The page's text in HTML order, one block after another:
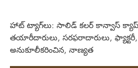
హాట్ ట్యాగ్‌లు: సాలిడ్ కలర్ కాన్వాస్
తయారీదారులు, సరఫరాదారులు,
అనుకూలీకరించిన, నాణ్యత